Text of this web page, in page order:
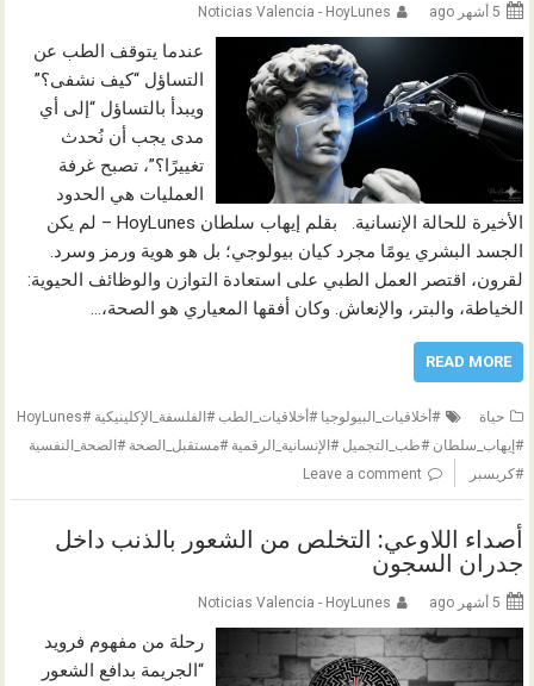
5 أشهر ago Noticias Valencia - HoyLunes
عندما يتوقف الطب عن
التساؤل “كيف نشفى؟”
ويبدأ بالتساؤل “إلى أي
مدى يجب أن نُحدث
تغييرًا؟”، تصبح غرفة
العمليات هي الحدود
الأخيرة للحالة الإنسانية. بقلم إيهاب سلطان HoyLunes – لم يكن
الجسد البشري يومًا مجرد كيان بيولوجي؛ بل هو هوية ورمز وسرد.
لقرون، اقتصر العمل الطبي على استعادة التوازن والوظائف الحيوية:
الخياطة، والبتر، والإنعاش. وكان أفقها المعياري هو الصحة،…
READ MORE
حياة
#أخلاقيات_البيولوجيا #أخلاقيات_الطب #الفلسفة_الإكلينيكية #HoyLunes
#إيهاب_سلطان #طب_التجميل #الإنسانية_الرقمية #مستقبل_الصحة #الصحة_النفسية
#كريسبر
Leave a comment
أصداء اللاوعي: التخلص من الشعور بالذنب داخل
جدران السجون
5 أشهر ago Noticias Valencia - HoyLunes
رحلة من مفهوم فرويد
“الجريمة بدافع الشعور